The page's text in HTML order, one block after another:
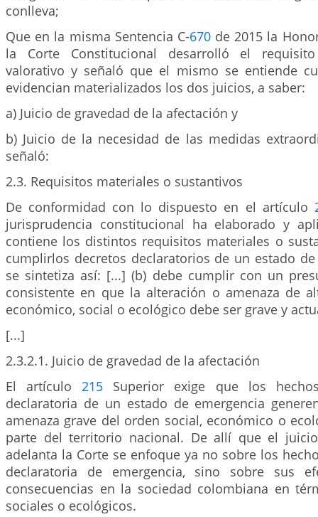
conlleva;
Que en la misma Sentencia C-670de 2015 la
la Corte Constitucional desarrolló el
valorativo y señaló que el mismo se entiende
evidencian materializados los dos juicios, a saber:
a) Juicio de gravedad de la afectación y
b) Juicio de la necesidad de las medidas
señaló:
2.3. Requisitos materiales o sustantivos
De conformidad con lo dispuesto en el artículo
jurisprudencia constitucional ha elaborado y
contiene los distintos requisitos materiales o
cumplirlos decretos declaratorios de un estado
se sintetiza así: [...] (b) debe cumplir con un
consistente en que la alteración o amenaza de
económico, social o ecológico debe ser grave y
[...]
2.3.2.1. Juicio de gravedad de la afectación
El artículo215 Superior exige que los
declaratoria de un estado de emergencia
amenaza grave del orden social, económico o
parte del territorio nacional. De allí que el
adelanta la Corte se enfoque ya no sobre los
declaratoria de emergencia, sino sobre sus
consecuencias en la sociedad colombiana en
sociales o ecológicos.